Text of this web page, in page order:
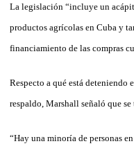
La legislación “incluye un
productos agrícolas en Cuba y
financiamiento de las compras
Respecto a qué está deteniendo
respaldo, Marshall señaló que
“Hay una minoría de personas